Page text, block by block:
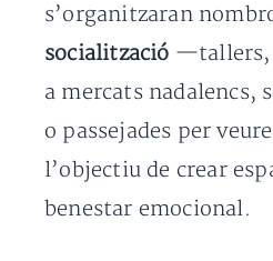
s’organitzaran
socialització —tallers,
a mercats nadalencs,
o passejades per
l’objectiu de crear
benestar emocional.